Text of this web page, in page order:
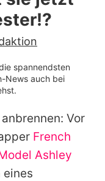
spannendsten
News auch bei
Vor
French
Ashley
eines